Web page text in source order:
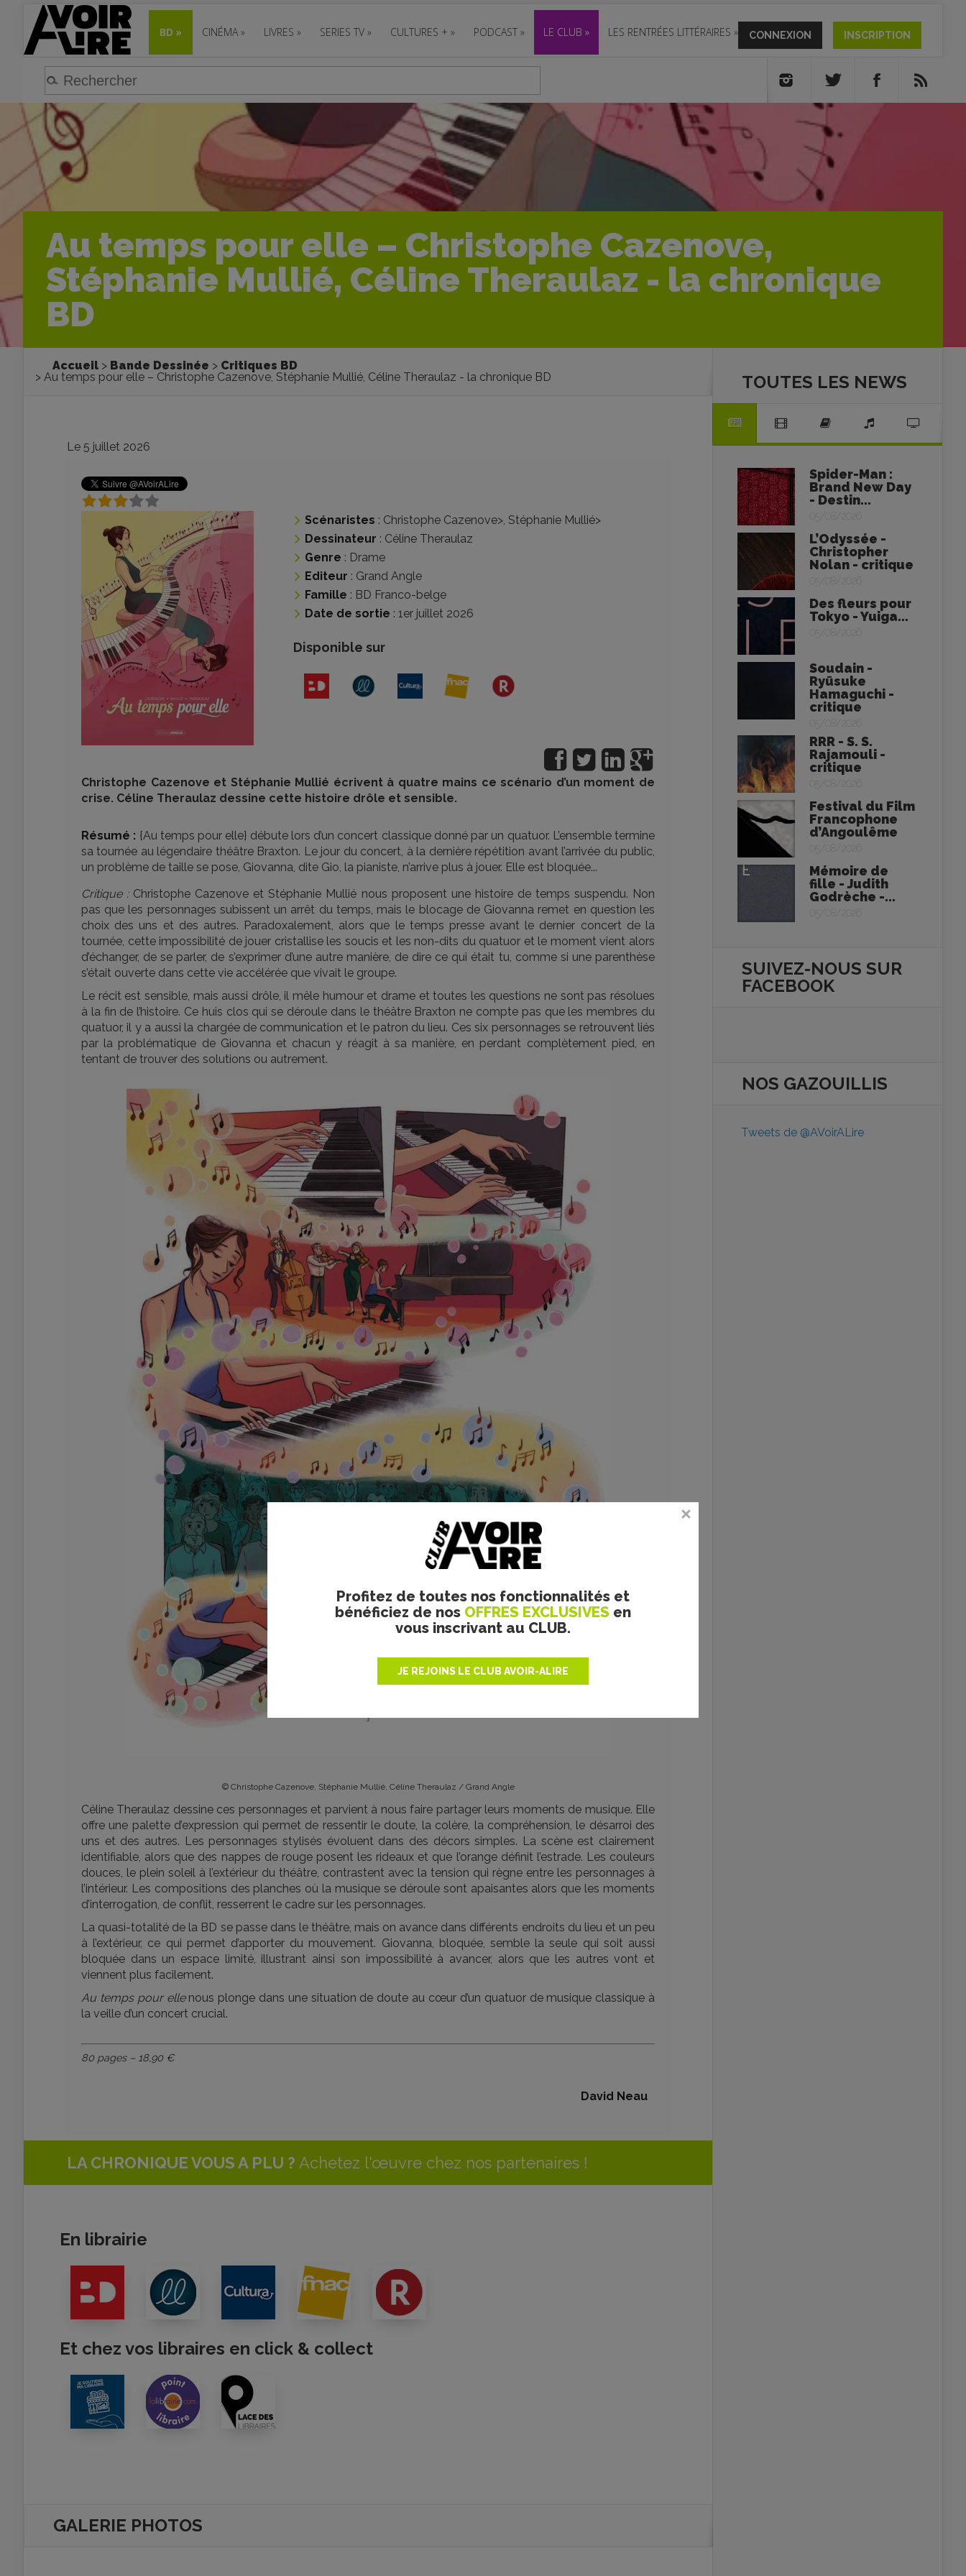
BD » CINÉMA » LIVRES » SERIES TV » CULTURES + » PODCAST » LE CLUB » LES RENTRÉES LITTÉRAIRES » CONNEXION INSCRIPTION
Profitez de toutes nos fonctionnalités et
bénéficiez de nos OFFRES EXCLUSIVES en
vous inscrivant au CLUB.
JE REJOINS LE CLUB AVOIR-ALIRE
Au temps pour elle – Christophe Cazenove,
Stéphanie Mullié, Céline Theraulaz - la chronique
BD
Accueil Bande Dessinée
Critiques BD
Au temps pour elle – Christophe Cazenove, Stéphanie Mullié, Céline Theraulaz - la chronique BD
Le 5 juillet 2026
Scénaristes : Christophe Cazenove>, Stéphanie Mullié>
Dessinateur : Céline Theraulaz
Genre : Drame
Editeur : Grand Angle
Famille : BD Franco-belge
Date de sortie : 1er juillet 2026
Disponible sur
Christophe Cazenove et Stéphanie Mullié écrivent à quatre mains ce scénario d’un moment de
crise. Céline Theraulaz dessine cette histoire drôle et sensible.
Résumé : {Au temps pour elle} débute lors d’un concert classique donné par un quatuor. L’ensemble termine
sa tournée au légendaire théâtre Braxton. Le jour du concert, à la dernière répétition avant l’arrivée du public,
un problème de taille se pose, Giovanna, dite Gio, la pianiste, n’arrive plus à jouer. Elle est bloquée...
Critique :Christophe Cazenove et Stéphanie Mullié nous proposent une histoire de temps suspendu. Non
pas que les personnages subissent un arrêt du temps, mais le blocage de Giovanna remet en question les
choix des uns et des autres. Paradoxalement, alors que le temps presse avant le dernier concert de la
tournée, cette impossibilité de jouer cristallise les soucis et les non-dits du quatuor et le moment vient alors
d’échanger, de se parler, de s’exprimer d’une autre manière, de dire ce qui était tu, comme si une parenthèse
s’était ouverte dans cette vie accélérée que vivait le groupe.
Le récit est sensible, mais aussi drôle, il mêle humour et drame et toutes les questions ne sont pas résolues
à la fin de l’histoire. Ce huis clos qui se déroule dans le théâtre Braxton ne compte pas que les membres du
quatuor, il y a aussi la chargée de communication et le patron du lieu. Ces six personnages se retrouvent liés
par la problématique de Giovanna et chacun y réagit à sa manière, en perdant complètement pied, en
tentant de trouver des solutions ou autrement.
© Christophe Cazenove, Stéphanie Mullié, Céline Theraulaz / Grand Angle
Céline Theraulaz dessine ces personnages et parvient à nous faire partager leurs moments de musique. Elle
offre une palette d’expression qui permet de ressentir le doute, la colère, la compréhension, le désarroi des
uns et des autres. Les personnages stylisés évoluent dans des décors simples. La scène est clairement
identifiable, alors que des nappes de rouge posent les rideaux et que l’orange définit l’estrade. Les couleurs
douces, le plein soleil à l’extérieur du théâtre, contrastent avec la tension qui règne entre les personnages à
l’intérieur. Les compositions des planches où la musique se déroule sont apaisantes alors que les moments
d’interrogation, de conflit, resserrent le cadre sur les personnages.
La quasi-totalité de la BD se passe dans le théâtre, mais on avance dans différents endroits du lieu et un peu
à l’extérieur, ce qui permet d’apporter du mouvement. Giovanna, bloquée, semble la seule qui soit aussi
bloquée dans un espace limité, illustrant ainsi son impossibilité à avancer, alors que les autres vont et
viennent plus facilement.
Au temps pour ellenous plonge dans une situation de doute au cœur d’un quatuor de musique classique à
la veille d’un concert crucial.
80 pages – 18,90 €
David Neau
LA CHRONIQUE VOUS A PLU ? Achetez l'œuvre chez nos partenaires !
En librairie
Et chez vos libraires en click & collect
GALERIE PHOTOS
TOUTES LES NEWS
Spider-Man :
Brand New Day
- Destin...
05/08/2026
L’Odyssée -
Christopher
Nolan - critique
05/08/2026
Des fleurs pour
Tokyo - Yuiga...
05/08/2026
Soudain -
Ryūsuke
Hamaguchi -
critique
05/08/2026
RRR - S. S.
Rajamouli -
critique
05/08/2026
Festival du Film
Francophone
d’Angoulême
05/08/2026
Mémoire de
fille - Judith
Godrèche -...
05/08/2026
SUIVEZ-NOUS SUR
FACEBOOK
NOS GAZOUILLIS
Tweets de @AVoirALire